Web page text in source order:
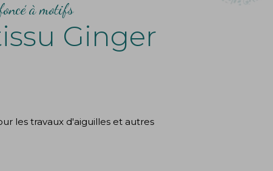
à motifs
Ginger
les travaux d'aiguilles et autres